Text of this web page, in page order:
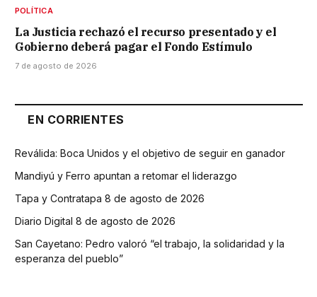
POLÍTICA
La Justicia rechazó el recurso presentado y el
Gobierno deberá pagar el Fondo Estímulo
7 de agosto de 2026
EN CORRIENTES
Reválida: Boca Unidos y el objetivo de seguir en ganador
Mandiyú y Ferro apuntan a retomar el liderazgo
Tapa y Contratapa 8 de agosto de 2026
Diario Digital 8 de agosto de 2026
San Cayetano: Pedro valoró “el trabajo, la solidaridad y la
esperanza del pueblo”